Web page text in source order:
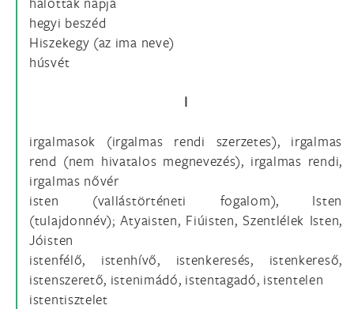
hegyi beszéd
Hiszekegy (az ima neve)
húsvét
I
irgalmasok (irgalmas rendi szerzetes), irgalmas
rend (nem hivatalos megnevezés), irgalmas rendi,
irgalmas nővér
isten (vallástörténeti fogalom), Isten
(tulajdonnév); Atyaisten, Fiúisten, Szentlélek Isten,
Jóisten
istenfélő, istenhívő, istenkeresés, istenkereső,
istenszerető, istenimádó, istentagadó, istentelen
istentisztelet